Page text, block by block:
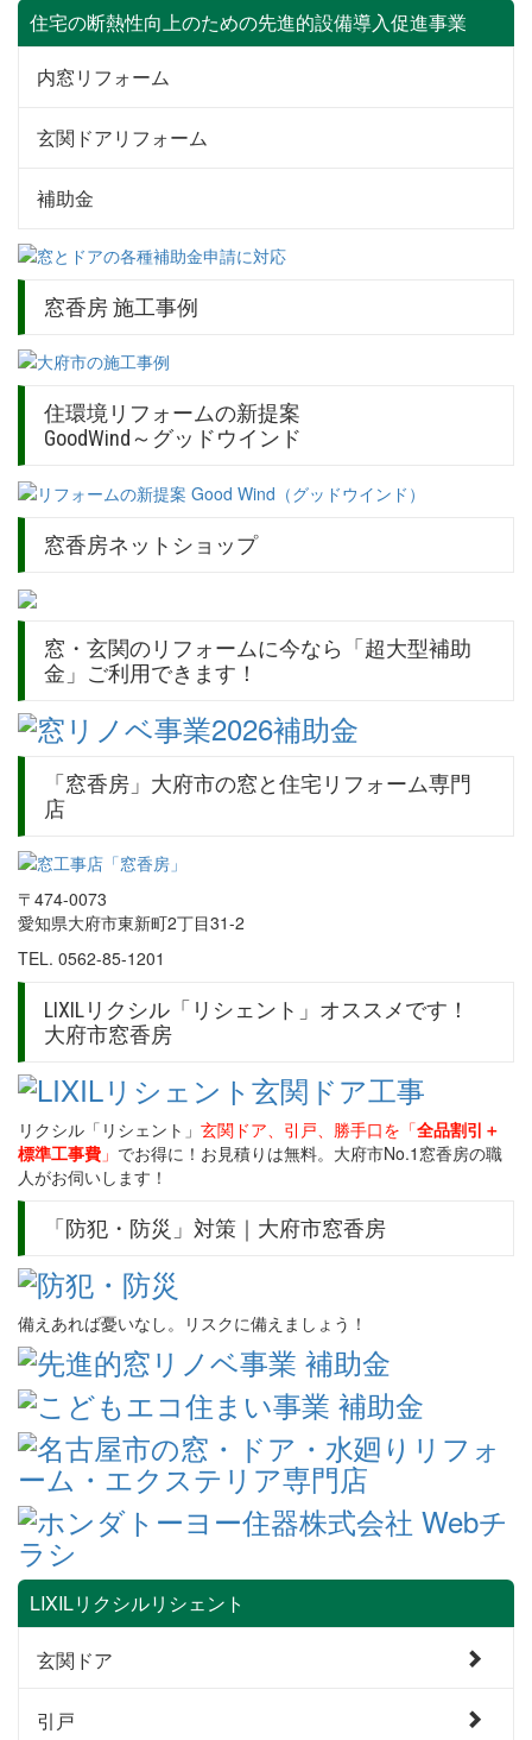
住宅の断熱性向上のための先進的設備導入促進事業
内窓リフォーム
玄関ドアリフォーム
補助金
窓香房 施工事例
住環境リフォームの新提案
GoodWind～グッドウインド
窓香房ネットショップ
窓・玄関のリフォームに今なら「超大型補助
金」ご利用できます！
「窓香房」大府市の窓と住宅リフォーム専門
店
〒474-0073
愛知県大府市東新町2丁目31-2
TEL. 0562-85-1201
LIXILリクシル「リシェント」オススメです！
大府市窓香房
リクシル「リシェント」 玄関ドア、引戸、勝手口を「全品割引＋
標準工事費 」 でお得に！お見積りは無料。大府市No.1窓香房の職
人がお伺いします！
「防犯・防災」対策｜大府市窓香房
備えあれば憂いなし。リスクに備えましょう！
LIXILリクシルリシェント
玄関ドア
引戸